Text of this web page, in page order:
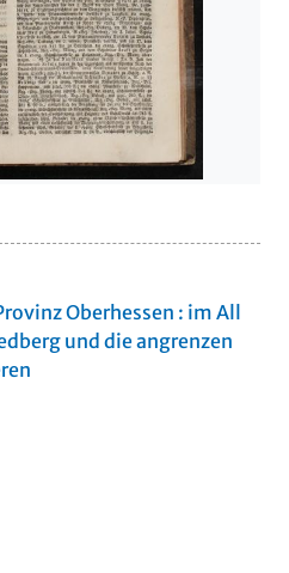
Oberhessen : im All
und die angrenzen